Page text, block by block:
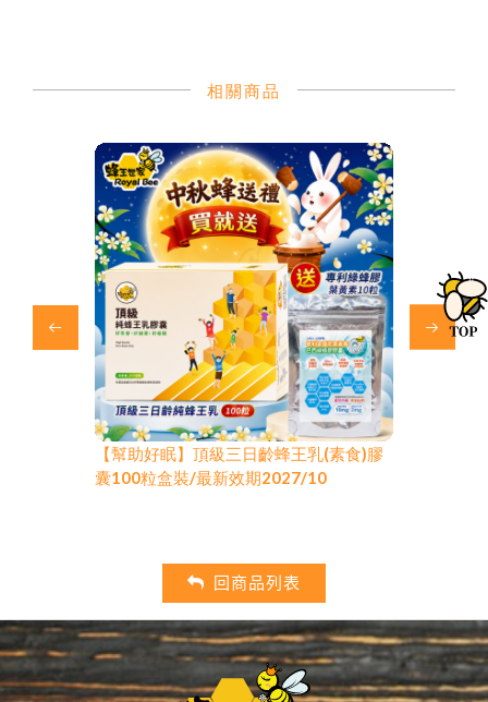
相關商品
【幫助好眠】頂級三日齡蜂王乳(素食)膠
囊100粒盒裝/最新效期2027/10
回商品列表